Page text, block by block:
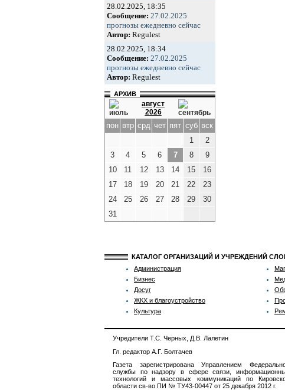
28.02.2025, 18:35
Сообщение: 27.02.2025
прогнозы ежедневно сейчас
Автор: Regulest
28.02.2025, 18:34
Сообщение: 27.02.2025
прогнозы ежедневно сейчас
Автор: Regulest
АРХИВ
август
2026
пон втр срд чет пят суб вск
1
2
3
4 5 6 7 8
9
10
11 12 13 14 15
16
17
18 19 20 21 22
23
24
25 26 27 28 29
30
31
КАТАЛОГ ОРГАНИЗАЦИЙ И УЧРЕЖДЕНИЙ
Администрация
Бизнес
Досуг
ЖКХ и благоустройство
Культура
Учредители Т.С. Черных, Д.В. Лалетин
Гл. редактор А.Г. Болтачев
Газета зарегистрирована Управлением
службы по надзору в сфере связи,
технологий и массовых коммуникаций по
области св-во ПИ № ТУ43-00447 от 25 декабря 2012 г.